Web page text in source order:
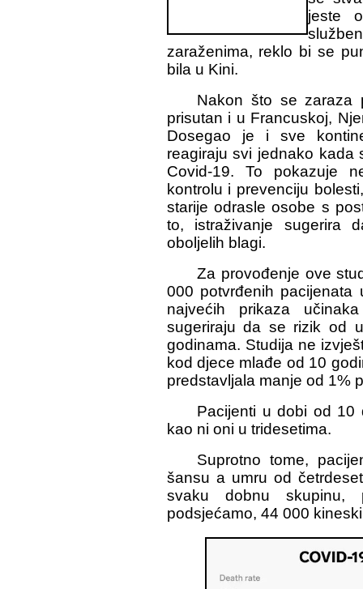
jeste
zaraženima, reklo bi se
bila u Kini.
Nakon što se zaraza
prisutan i u Francuskoj,
Dosegao je i sve
reagiraju svi jednako
Covid-19. To pokazuje
kontrolu i prevenciju
starije odrasle osobe s
to, istraživanje sugerira
oboljelih blagi.
Za provođenje ove
000 potvrđenih
najvećih prikaza
sugeriraju da se rizik od
godinama. Studija ne
kod djece mlađe od 10
predstavljala manje od 1%
Pacijenti u dobi od 10
kao ni oni u tridesetima.
Suprotno tome,
šansu a umru od
svaku dobnu skupinu,
podsjećamo, 44 000